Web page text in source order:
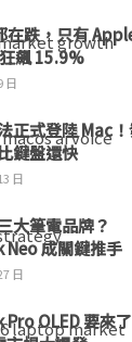
在跌，只有
飆 15.9%
日
正式登陸 Mac
鍵盤還快
日
大筆電品牌？
成關鍵推手
日
OLED 要來了